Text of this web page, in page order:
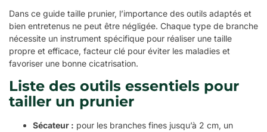
Dans ce guide taille prunier, l’importance des outils adaptés et
bien entretenus ne peut être négligée. Chaque type de branche
nécessite un instrument spécifique pour réaliser une taille
propre et efficace, facteur clé pour éviter les maladies et
favoriser une bonne cicatrisation.
Liste des outils essentiels pour
tailler un prunier
Sécateur : pour les branches fines jusqu’à 2 cm, un